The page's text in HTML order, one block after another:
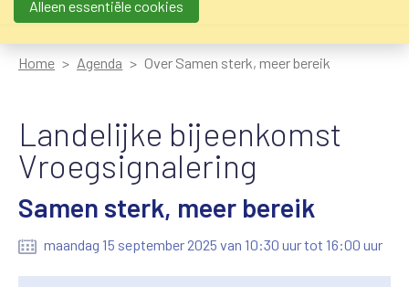
Home Agenda Over Samen sterk, meer bereik
Landelijke bijeenkomst
Vroegsignalering
Samen sterk, meer bereik
maandag 15 september 2025 van 10:30 uur tot 16:00 uur
Alleen essentiële cookies